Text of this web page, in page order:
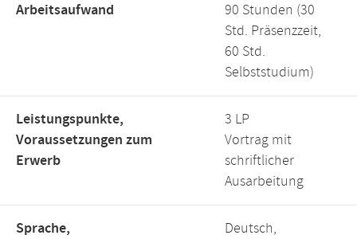
Arbeitsaufwand
90 Stunden (30
Std. Präsenzzeit,
60 Std.
Selbststudium)
Leistungspunkte,
Voraussetzungen zum
Erwerb
3 LP
Vortrag mit
schriftlicher
Ausarbeitung
Sprache,
Deutsch,